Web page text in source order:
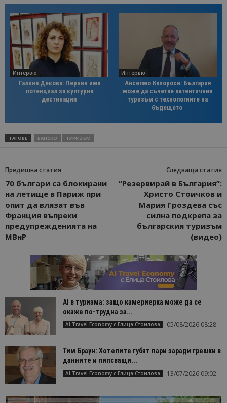
Интервю
Галина Декова: Перник има
потенциал за културна
дестинация
Интервю
Анселмо Капороси: България
може да съчетае автентичния
туризъм с технологиите на
бъдещето
ТАГОВЕ БАНСКО ТУРИЗЪМ
Предишна статия
70 българи са блокирани
на летище в Париж при
опит да влязат във
Франция въпреки
предупрежденията на
МВнР
Следваща статия
“Резервирай в България”:
Христо Стоичков и
Мария Гроздева със
силна подкрепа за
българския туризъм
(видео)
AI в туризма: защо камериерка може да се
окаже по-трудна за...
AI Travel Economy с Елица Стоилова 05/08/2026 08:28
Тим Браун: Хотелите губят пари заради грешки в
данните и липсващи...
AI Travel Economy с Елица Стоилова 13/07/2026 09:02